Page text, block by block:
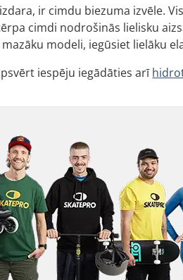
ir cimdu biezuma izvēle.
cimdi nodrošinās lielisku
modeli, iegūsiet lielāku
iespēju iegādāties arī